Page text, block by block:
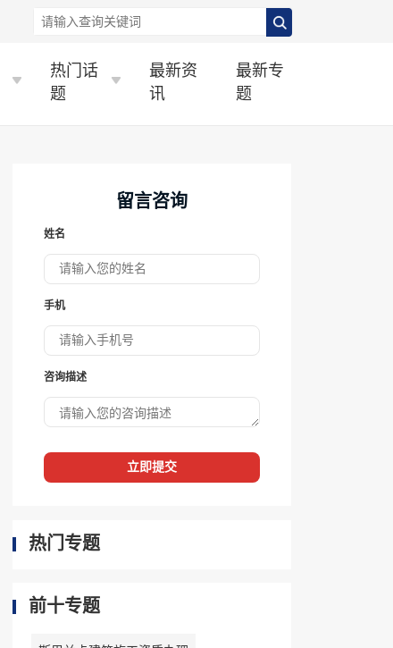
热门话
题
最新资
讯
最新专
题
留言咨询
姓名
手机
咨询描述
立即提交
热门专题
前十专题